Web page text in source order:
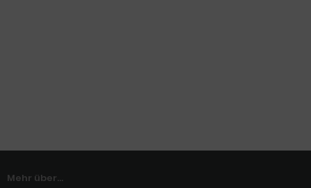
Mehr über...